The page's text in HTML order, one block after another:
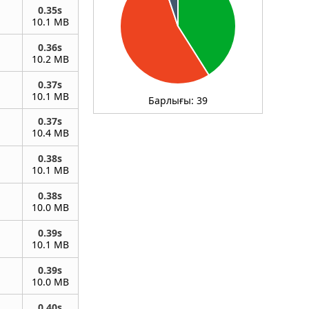
Барлығы: 39
0.35s
10.1 MB
0.36s
10.2 MB
0.37s
10.1 MB
0.37s
10.4 MB
0.38s
10.1 MB
0.38s
10.0 MB
0.39s
10.1 MB
0.39s
10.0 MB